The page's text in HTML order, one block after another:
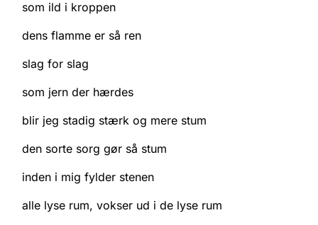
som ild i kroppen
dens flamme er så ren
slag for slag
som jern der hærdes
blir jeg stadig stærk og mere stum
den sorte sorg gør så stum
inden i mig fylder stenen
alle lyse rum, vokser ud i de lyse rum